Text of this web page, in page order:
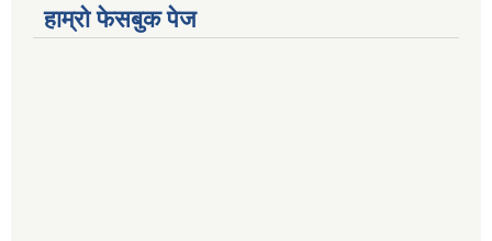
हाम्रो फेसबुक पेज